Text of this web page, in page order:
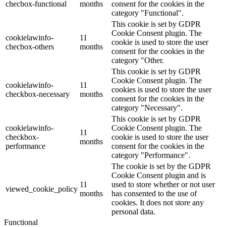
checbox-functional
months
consent for the cookies in the
category "Functional".
cookielawinfo-
checbox-others
11
months
This cookie is set by GDPR
Cookie Consent plugin. The
cookie is used to store the user
consent for the cookies in the
category "Other.
cookielawinfo-
checkbox-necessary
11
months
This cookie is set by GDPR
Cookie Consent plugin. The
cookies is used to store the user
consent for the cookies in the
category "Necessary".
cookielawinfo-
checkbox-
performance
11
months
This cookie is set by GDPR
Cookie Consent plugin. The
cookie is used to store the user
consent for the cookies in the
category "Performance".
viewed_cookie_policy
11
months
The cookie is set by the GDPR
Cookie Consent plugin and is
used to store whether or not user
has consented to the use of
cookies. It does not store any
personal data.
Functional